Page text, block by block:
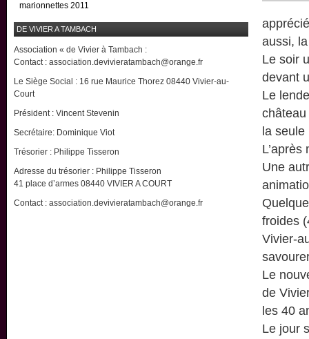
marionnettes 2011
DE VIVIER A TAMBACH
Association « de Vivier à Tambach :
Contact : association.devivieratambach@orange.fr
Le Siège Social : 16 rue Maurice Thorez 08440 Vivier-au-
Court
Président : Vincent Stevenin
Secrétaire: Dominique Viot
Trésorier : Philippe Tisseron
Adresse du trésorier : Philippe Tisseron
41 place d’armes 08440 VIVIER A COURT
Contact : association.devivieratambach@orange.fr
aussi,
Le soir
devant
Le
château
la
Une
froides
Vivier-
Le
de
les 40
Le jour